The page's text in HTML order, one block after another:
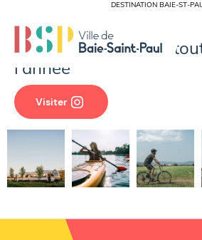
DESTINATION BAIE-ST-
Une ville vibrante, à
l'année
Visiter